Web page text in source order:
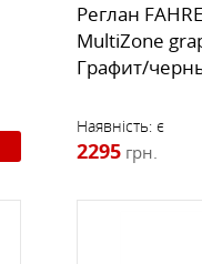
Реглан
MultiZone
Графит/
Наявність: є
2295 грн.